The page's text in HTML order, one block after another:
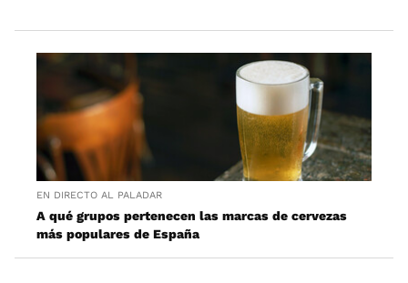
EN DIRECTO AL PALADAR
A qué grupos pertenecen las marcas de cervezas
más populares de España